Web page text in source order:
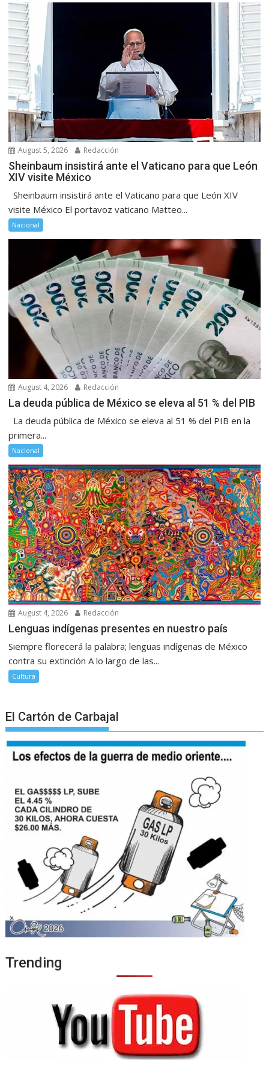
August 5, 2026 Redacción
Sheinbaum insistirá ante el Vaticano para que León
XIV visite México
Sheinbaum insistirá ante el Vaticano para que León XIV
visite México El portavoz vaticano Matteo...
Nacional
August 4, 2026 Redacción
La deuda pública de México se eleva al 51 % del PIB
La deuda pública de México se eleva al 51 % del PIB en la
primera...
Nacional
August 4, 2026 Redacción
Lenguas indígenas presentes en nuestro país
Siempre florecerá la palabra; lenguas indígenas de México
contra su extinción A lo largo de las...
Cultura
El Cartón de Carbajal
Trending